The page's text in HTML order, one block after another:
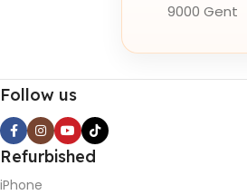
9000 Gent
Follow us
Refurbished
iPhone